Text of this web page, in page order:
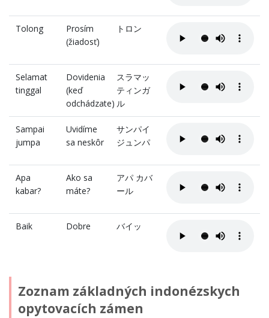
Tolong
Prosím
(žiadosť)
トロン
Selamat
tinggal
Dovidenia
(keď
odchádzate)
スラマッ
ティンガ
ル
Sampai
jumpa
Uvidíme
sa neskôr
サンパイ
ジュンパ
Apa
kabar?
Ako sa
máte?
アパ カバ
ール
Baik Dobre バイッ
Zoznam základných indonézskych
opytovacích zámen